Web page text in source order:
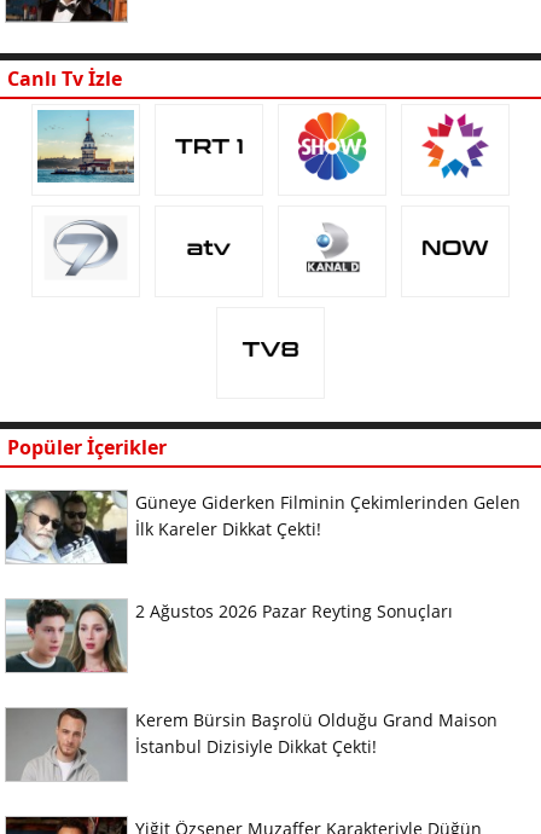
Canlı Tv İzle
Popüler İçerikler
Güneye Giderken Filminin Çekimlerinden Gelen
İlk Kareler Dikkat Çekti!
2 Ağustos 2026 Pazar Reyting Sonuçları
Kerem Bürsin Başrolü Olduğu Grand Maison
İstanbul Dizisiyle Dikkat Çekti!
Yiğit Özşener Muzaffer Karakteriyle Düğün